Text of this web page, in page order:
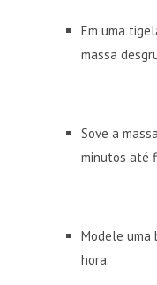
Em uma
massa
Sove a
minutos até
Modele uma
hora.